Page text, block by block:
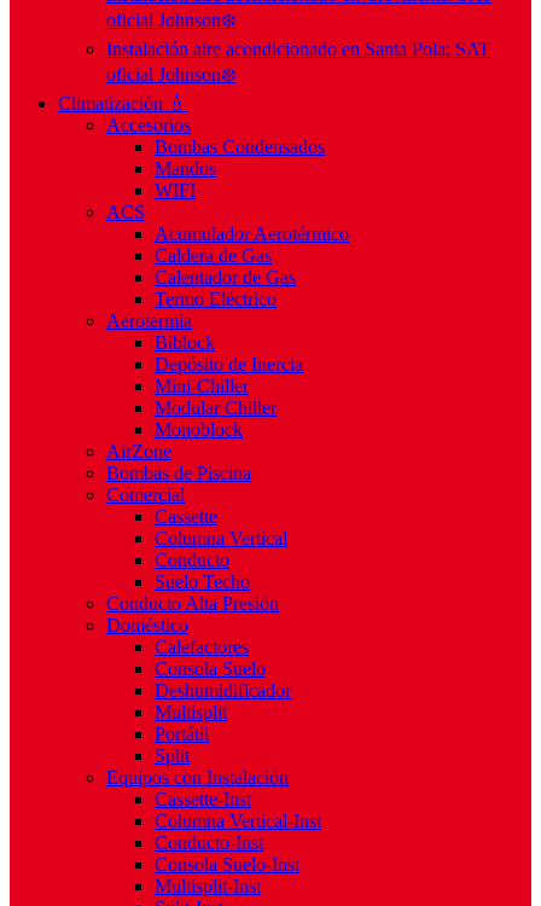
oficial Johnson❄️
Instalación aire acondicionado en Santa Pola: SAT
oficial Johnson❄️
Climatización 💧
Accesorios
Bombas Condensados
Mandos
WIFI
ACS
Acumulador Aerotérmico
Caldera de Gas
Calentador de Gas
Termo Eléctrico
Aerotermia
Biblock
Depósito de Inercia
Mini-Chiller
Modular Chiller
Monoblock
AirZone
Bombas de Piscina
Comercial
Cassette
Columna Vertical
Conducto
Suelo Techo
Conducto Alta Presión
Doméstico
Calefactores
Consola Suelo
Deshumidificador
Multisplit
Portátil
Split
Equipos con Instalación
Cassette-Inst
Columna Vertical-Inst
Conducto-Inst
Consola Suelo-Inst
Multisplit-Inst